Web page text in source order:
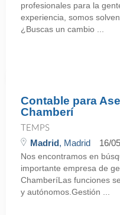
profesionales para la
experiencia, somos
¿Buscas un cambio ...
Contable para
Chamberí
TEMPS
Madrid, Madrid 16/
Nos encontramos en
importante empresa de
ChamberíLas funciones
y autónomos.Gestión ...